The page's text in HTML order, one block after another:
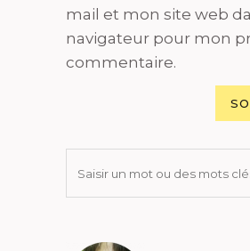
mail et mon site web
navigateur pour mon
commentaire.